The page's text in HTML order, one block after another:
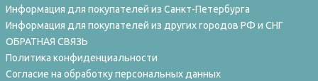
Информация для покупателей из Санкт-Петербурга
Информация для покупателей из других городов РФ и СНГ
ОБРАТНАЯ СВЯЗЬ
Политика конфиденциальности
Согласие на обработку персональных данных